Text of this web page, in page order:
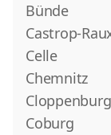
Bünde
Castrop-
Celle
Chemnitz
Cloppenburg
Coburg